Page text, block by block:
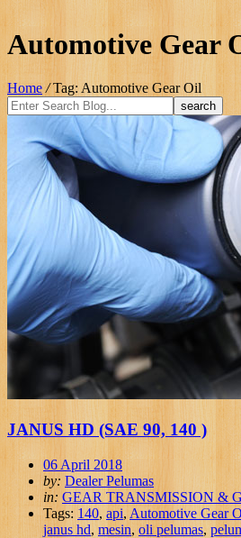
Automotive Gear
Home / Tag: Automotive Gear Oil
JANUS HD (SAE 90, 140 )
06 April 2018
by: Dealer Pelumas
in: GEAR TRANSMISSION &
Tags: 140, api, Automotive Gear
janus hd,mesin, oli pelumas,